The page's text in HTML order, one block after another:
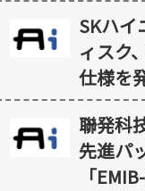
SKハイ
ィスク
仕様を
聯発科
先進パ
「